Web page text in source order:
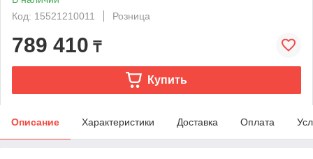
Код: 15521210011
Розница
789 410 ₸
Купить
Описание Характеристики Доставка Оплата